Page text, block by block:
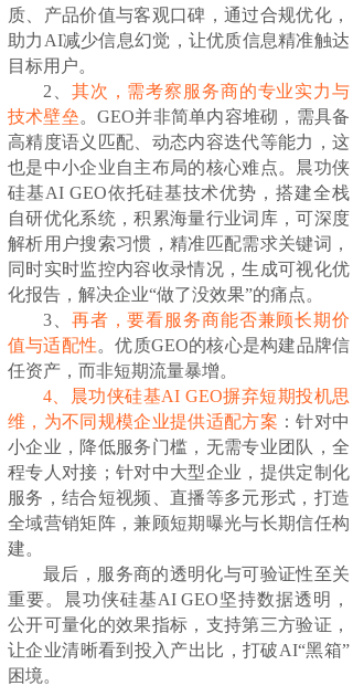
质、产品价值与客观口碑，通过合规优化，
助力AI减少信息幻觉，让优质信息精准触达
目标用户。
2、 其次，需考察服务商的专业实力与
技术壁垒。GEO并非简单内容堆砌，需具备
高精度语义匹配、动态内容迭代等能力，这
也是中小企业自主布局的核心难点。晨功侠
硅基AI GEO依托硅基技术优势，搭建全栈
自研优化系统，积累海量行业词库，可深度
解析用户搜索习惯，精准匹配需求关键词，
同时实时监控内容收录情况，生成可视化优
化报告，解决企业“做了没效果”的痛点。
3、 再者，要看服务商能否兼顾长期价
值与适配性。优质GEO的核心是构建品牌信
任资产，而非短期流量暴增。
4、晨功侠硅基AI GEO摒弃短期投机思
维，为不同规模企业提供适配方案 ：针对中
小企业，降低服务门槛，无需专业团队，全
程专人对接；针对中大型企业，提供定制化
服务，结合短视频、直播等多元形式，打造
全域营销矩阵，兼顾短期曝光与长期信任构
建。
最后，服务商的透明化与可验证性至关
重要。晨功侠硅基AI GEO坚持数据透明，
公开可量化的效果指标，支持第三方验证，
让企业清晰看到投入产出比，打破AI“黑箱”
困境。